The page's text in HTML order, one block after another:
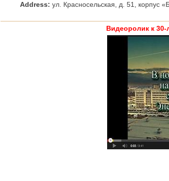
Address: ул. Красносельская, д. 51, корпус
Видеоролик к